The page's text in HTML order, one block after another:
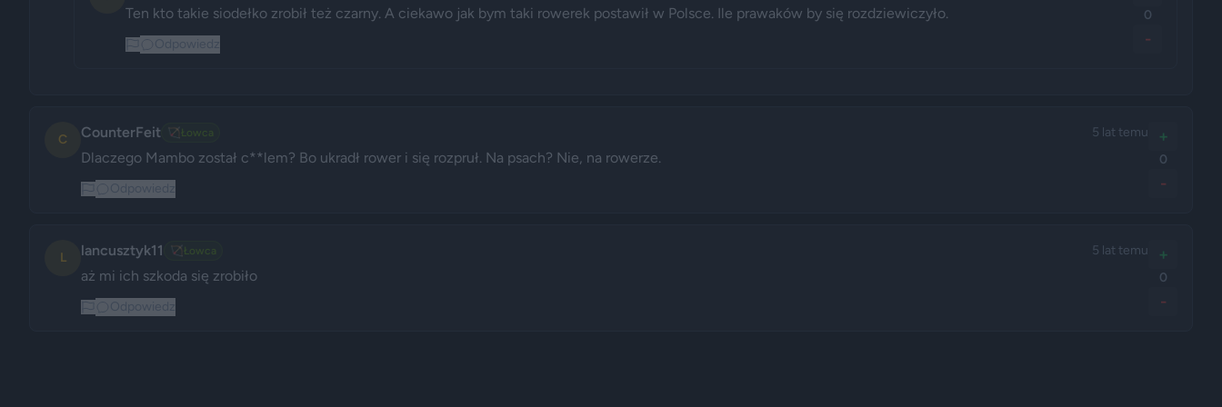
Ten kto takie siodełko zrobił też czarny. A ciekawo jak bym taki rowerek postawił w Polsce. Ile prawaków by się rozdziewiczyło. 0
-
C CounterFeit 🏹 Łowca 5 lat temu
Dlaczego Mambo został c**lem? Bo ukradł rower i się rozpruł. Na psach? Nie, na rowerze.
+
0
-
L lancusztyk11 🏹 Łowca 5 lat temu
aż mi ich szkoda się zrobiło
+
0
-